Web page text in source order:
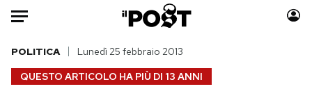
Auto
HOME
QUESTO ARTICOLO HA PIÙ DI 13 ANNI
POLITICA Lunedì 25 febbraio 2013